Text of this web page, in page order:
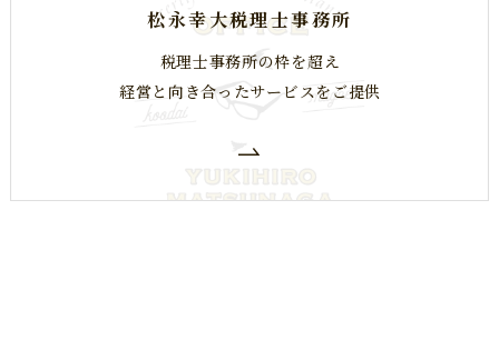
松永幸大税理士事務所
税理士事務所の枠を超え
​​​​​​​経営と向き合ったサービスをご提供